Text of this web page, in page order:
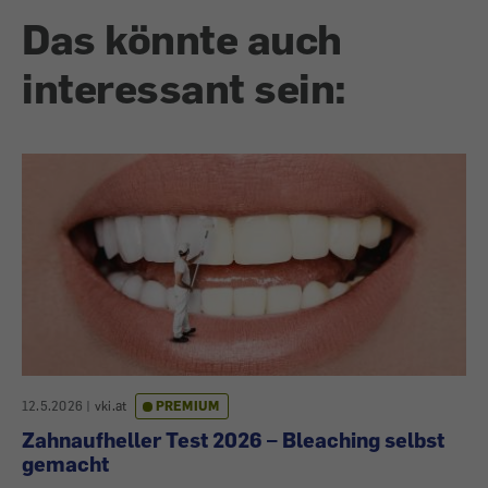
Das könnte auch
interessant sein:
12.5.2026 | vki.at PREMIUM
Zahnaufheller Test 2026 – Bleaching selbst
gemacht